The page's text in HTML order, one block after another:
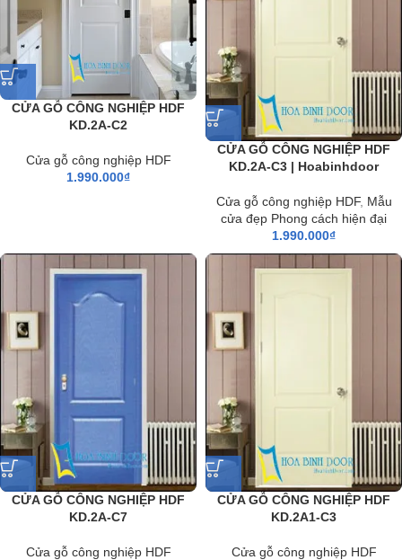
CỬA GỖ CÔNG NGHIỆP HDF
KD.2A-C2
Cửa gỗ công nghiệp HDF
1.990.000₫
CỬA GỖ CÔNG NGHIỆP HDF
KD.2A-C3 | Hoabinhdoor
Cửa gỗ công nghiệp HDF, Mẫu
cửa đẹp Phong cách hiện đại
1.990.000₫
CỬA GỖ CÔNG NGHIỆP HDF
KD.2A-C7
Cửa gỗ công nghiệp HDF
CỬA GỖ CÔNG NGHIỆP HDF
KD.2A1-C3
Cửa gỗ công nghiệp HDF